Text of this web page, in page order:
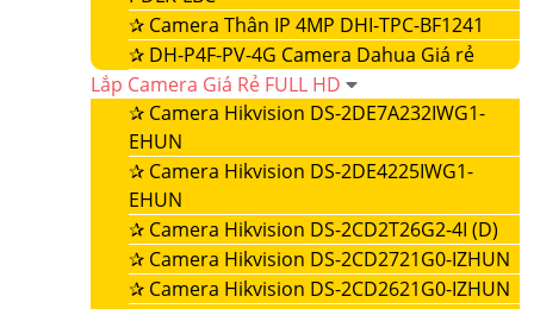
✰ Camera Thân IP 4MP DHI-TPC-BF1241
✰ DH-P4F-PV-4G Camera Dahua Giá rẻ
Lắp Camera Giá Rẻ FULL HD
✰ Camera Hikvision DS-2DE7A232IWG1-
EHUN
✰ Camera Hikvision DS-2DE4225IWG1-
EHUN
✰ Camera Hikvision DS-2CD2T26G2-4I (D)
✰ Camera Hikvision DS-2CD2721G0-IZHUN
✰ Camera Hikvision DS-2CD2621G0-IZHUN